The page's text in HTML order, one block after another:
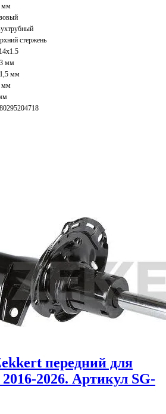
мм
стержень
мм
мм
мм
передний для
2026. Артикул SG-